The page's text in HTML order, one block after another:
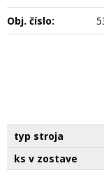
Obj. číslo:
typ stroja
ks v zostave